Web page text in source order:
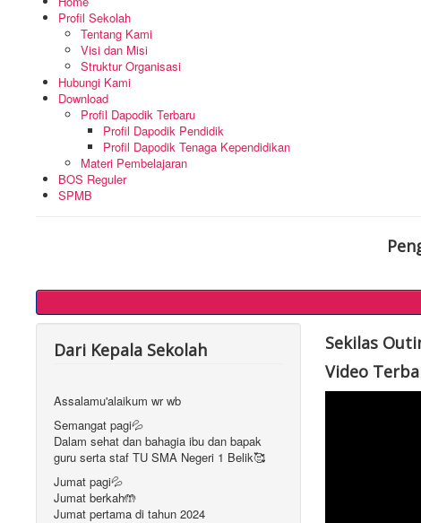
Profil Sekolah
Tentang Kami
Visi dan Misi
Struktur Organisasi
Hubungi Kami
Download
Profil Dapodik Terbaru
Profil Dapodik Pendidik
Profil Dapodik Tenaga Kependidikan
Materi Pembelajaran
BOS Reguler
SPMB
Dari Kepala Sekolah
Assalamu'alaikum wr wb
Semangat pagi💦
Dalam sehat dan bahagia ibu dan bapak
guru serta staf TU SMA Negeri 1 Belik🥰
Jumat pagi💦
Jumat berkah🤲
Jumat pertama di tahun 2024
Sekilas
Video